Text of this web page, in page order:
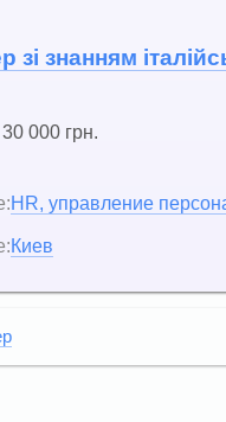
знанням
30 000 грн.
HR, управление
Киев